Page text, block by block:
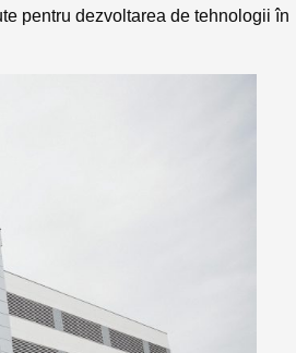
pentru dezvoltarea de tehnologii în